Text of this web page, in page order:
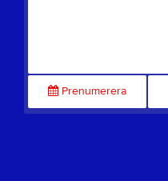
Prenumerera